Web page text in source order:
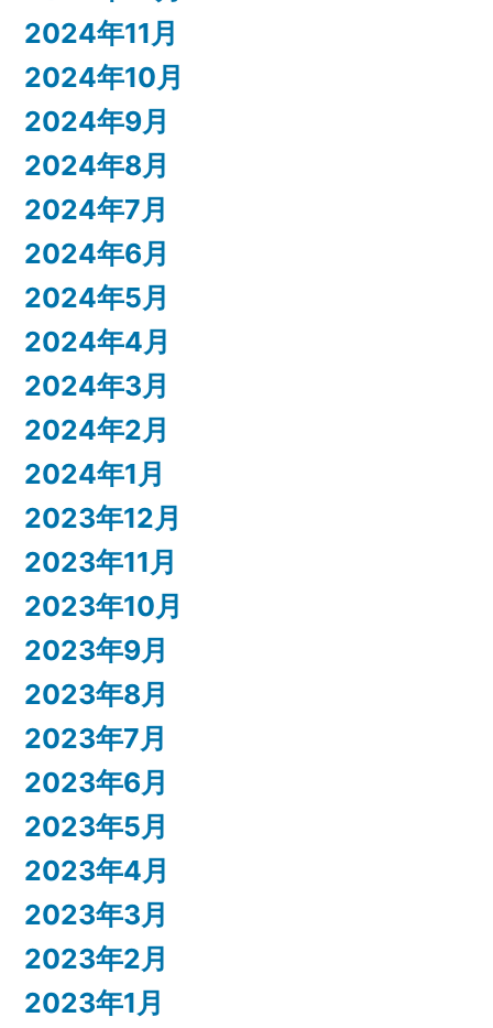
2024年11月
2024年10月
2024年9月
2024年8月
2024年7月
2024年6月
2024年5月
2024年4月
2024年3月
2024年2月
2024年1月
2023年12月
2023年11月
2023年10月
2023年9月
2023年8月
2023年7月
2023年6月
2023年5月
2023年4月
2023年3月
2023年2月
2023年1月